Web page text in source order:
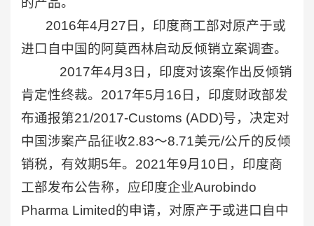
2016年4月27日，印度商工部对原产于或
进口自中国的阿莫西林启动反倾销立案调查。
2017年4月3日，印度对该案作出反倾销
肯定性终裁。2017年5月16日，印度财政部发
布通报第21/2017-Customs (ADD)号，决定对
中国涉案产品征收2.83～8.71美元/公斤的反倾
销税，有效期5年。2021年9月10日，印度商
工部发布公告称，应印度企业Aurobindo
Pharma Limited的申请，对原产于或进口自中